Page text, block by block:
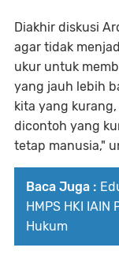
Diakhir diskusi
agar tidak
ukur untuk
yang jauh lebih
kita yang
dicontoh yang
tetap manusia,"
Baca Juga :
HMPS HKI
Hukum